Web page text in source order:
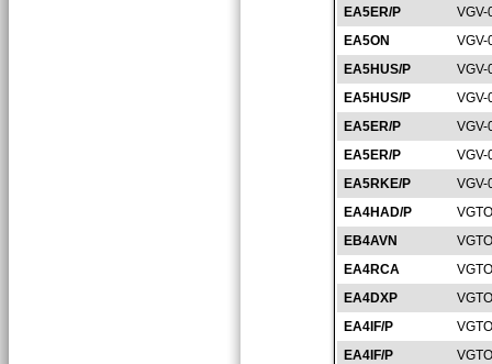
EA5ER/P
VGV-
EA5ON
VGV-
EA5HUS/P
VGV-
EA5HUS/P
VGV-
EA5ER/P
VGV-
EA5ER/P
VGV-
EA5RKE/P
VGV-
EA4HAD/P
EB4AVN
EA4RCA
EA4DXP
EA4IF/P
EA4IF/P